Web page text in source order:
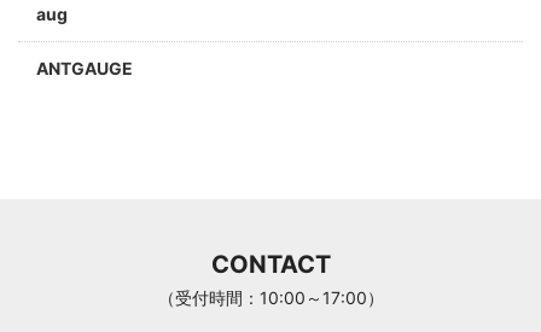
aug
ANTGAUGE
CONTACT
（受付時間：10:00～17:00）